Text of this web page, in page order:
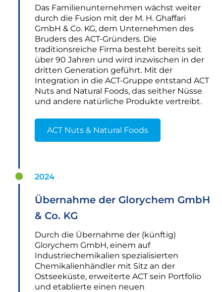
Das Familienunternehmen wächst weiter
durch die Fusion mit der M. H. Ghaffari
GmbH & Co. KG, dem Unternehmen des
Bruders des ACT-Gründers. Die
traditionsreiche Firma besteht bereits seit
über 90 Jahren und wird inzwischen in der
dritten Generation geführt. Mit der
Integration in die ACT-Gruppe entstand ACT
Nuts and Natural Foods, das seither Nüsse
und andere natürliche Produkte vertreibt.
ACT Nuts & Natural Foods
2024
Übernahme der Glorychem GmbH
& Co. KG
Durch die Übernahme der (künftig)
Glorychem GmbH, einem auf
Industriechemikalien spezialisierten
Chemikalienhändler mit Sitz an der
Ostseeküste, erweiterte ACT sein Portfolio
und etablierte einen neuen